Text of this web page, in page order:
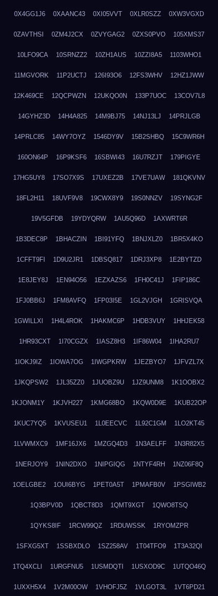
0X4GG1J6 0XAANC43 0XI05VVT 0XLR0SZZ 0XW3VGXD
0ZAVTHSI 0ZM4J2CX 0ZVYGAG2 0ZXS0PVO 105XMS37
10LFO9CA 10SRNZZ2 10ZH1AUS 10ZZI8A5 1103WHO1
11MGVORK 11P2UCTJ 126I93O6 12FS3WHV 12HZ1JWW
12K469CE 12QCPWZN 12UKQO0N 133P7UOC 13COV7L8
14GYHZ3D 14H4A825 14M9BJ75 14NJ13LJ 14PRJLGB
14PRLC85 14WY7OYZ 1546DY9V 15B2SHBQ 15C9WR6H
160ON64P 16P9KSF6 16SBWI43 16U7RZJT 179PIGYE
17HG5UY8 17SO7X9S 17UXEZ2B 17VE7UAW 181QKVNV
18FL2H11 18UVF9V8 19CWX8Y9 19S0NNZV 19SYNG2F
19V5GFDB 19YDYQRW 1AU5Q96D 1AXWRT6R
1B3DEC8P 1BHACZIN 1BI91YFQ 1BNJXLZ0 1BR5X4KO
1CFFT9FI 1D9U2JR1 1DBSQ817 1DRJ3XP8 1E2BYTZD
1E8JEY8J 1EN94O56 1EZXAZS6 1FH0C41J 1FIP186C
1FJ0BB6J 1FM8AVFQ 1FP03I5E 1GL2VJGH 1GRISVQA
1GWILLXI 1H4L4ROK 1HAKMC6P 1HDB3VUY 1HHJEK58
1HR93CXT 1I70CGZX 1IASZ8H3 1IF86W04 1IHA2RU7
1IOKJ9IZ 1IOWA7OG 1IWGPKRW 1JEZBYO7 1JFVZL7X
1JKQPSW2 1JL35ZZ0 1JUOBZ9U 1JZ9UNM8 1K1OOBX2
1KJONM1Y 1KJVH227 1KMG68BO 1KQW0D9E 1KUB22OP
1KUC7YQ5 1KVUSEU1 1L0EECVC 1L92C1GM 1LO2KT45
1LVWMXC9 1MF16JX6 1MZGQ4D3 1N3AELFF 1N3R82X5
1NERJOY9 1NIN2DXO 1NIPGIQG 1NTYF4RH 1NZ06F8Q
1OELGBE2 1OUI6BYG 1PET0A5T 1PMAFB0V 1PSGIWB2
1Q3BPV0D 1QBCT8D3 1QMT9XGT 1QWO8TSQ
1QYKS8IF 1RCW99QZ 1RDUWSSK 1RYOMZPR
1SFXG5XT 1SSBXDLO 1SZ258AV 1T04TFO9 1T3A32QI
1TQ4XCLI 1URGFNU5 1USMDQTI 1USXOD9C 1UTQO46Q
1UXXH5X4 1V2M00OW 1VHOFJ5Z 1VLGOT3L 1VT6PD21